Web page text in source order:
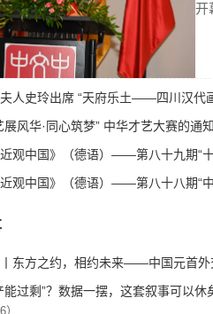
开
人史玲出席 “天府乐土——四川汉代
展风华·同心筑梦” 中华才艺大赛的通
观中国》（德语）——第八十九期“
观中国》（德语）——第八十八期“
东方之约，相约未来——中国元首外
能过剩”？数据一摆，这套叙事可以